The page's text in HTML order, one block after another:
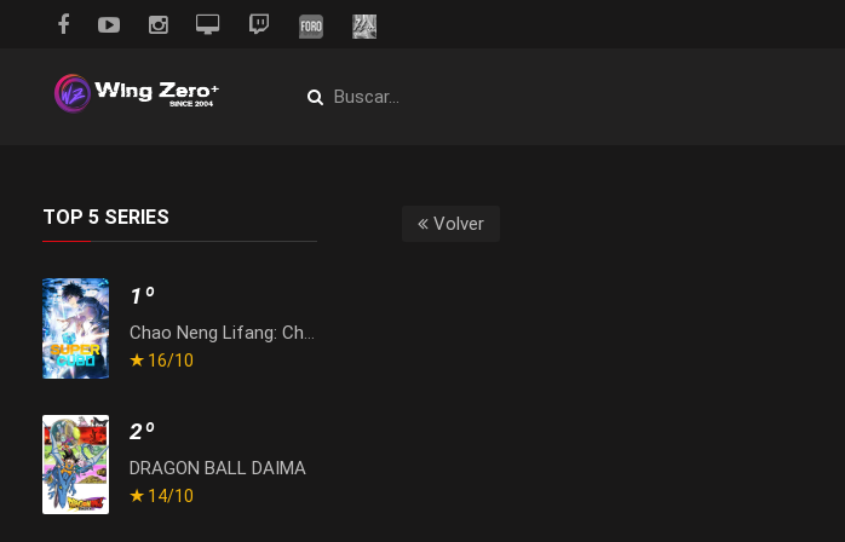
TOP 5 SERIES
1º
Chao Neng Lifang: Chaofan Pian
16/10
2º
DRAGON BALL DAIMA
14/10
Volver